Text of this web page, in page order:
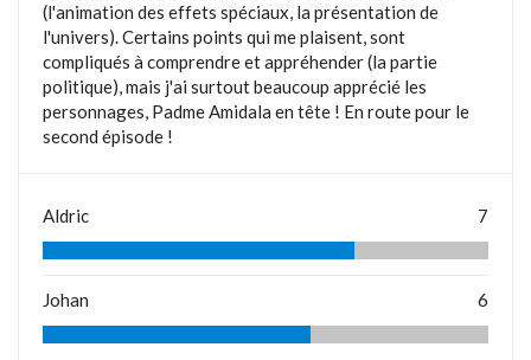
(l'animation des effets spéciaux, la présentation de
l'univers). Certains points qui me plaisent, sont
compliqués à comprendre et appréhender (la partie
politique), mais j'ai surtout beaucoup apprécié les
personnages, Padme Amidala en tête ! En route pour le
second épisode !
Aldric 7
Johan 6